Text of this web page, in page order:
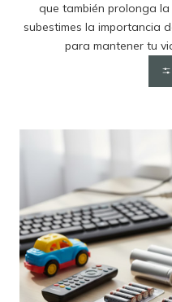
que también prolonga
subestimes la importancia
para mantener tu